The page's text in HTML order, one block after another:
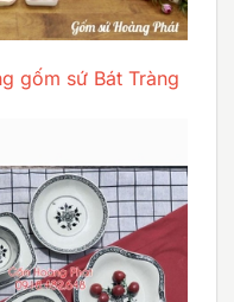
gốm sứ Bát Tràng